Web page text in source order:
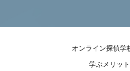
オンライン探偵学
学ぶメリット